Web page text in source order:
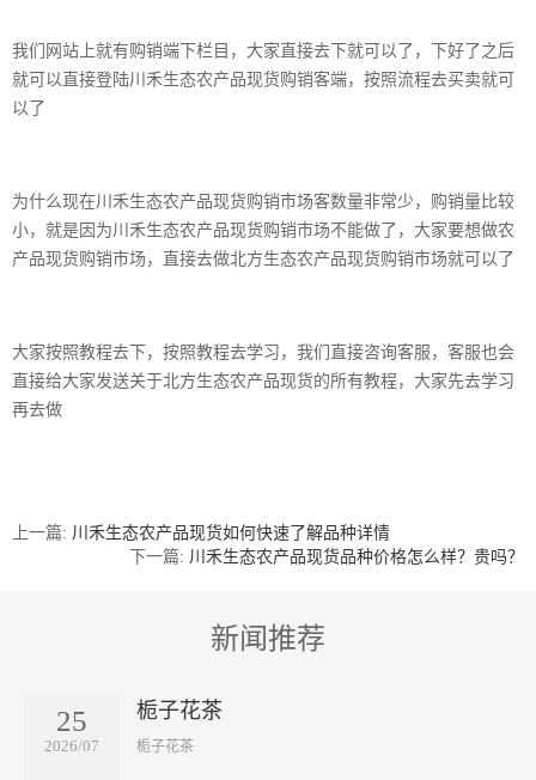
我们网站上就有购销端下栏目，大家直接去下就可以了，下好了之后
就可以直接登陆川禾生态农产品现货购销客端，按照流程去买卖就可
以了
为什么现在川禾生态农产品现货购销市场客数量非常少，购销量比较
小，就是因为川禾生态农产品现货购销市场不能做了，大家要想做农
产品现货购销市场，直接去做北方生态农产品现货购销市场就可以了
大家按照教程去下，按照教程去学习，我们直接咨询客服，客服也会
直接给大家发送关于北方生态农产品现货的所有教程，大家先去学习
再去做
上一篇: 川禾生态农产品现货如何快速了解品种详情
下一篇: 川禾生态农产品现货品种价格怎么样？贵吗？
新闻推荐
25
2026/07
栀子花茶
​栀子花茶